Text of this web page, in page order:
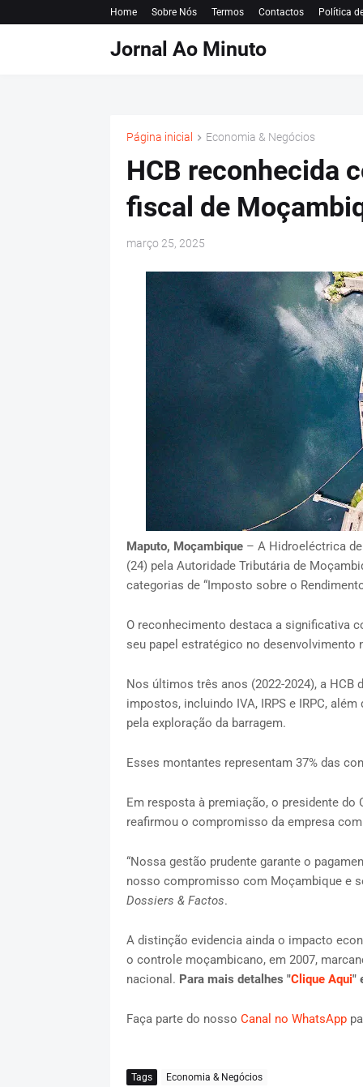
Home Sobre Nós Termos Contactos Política
Jornal Ao Minuto
Página inicial Economia & Negócios
HCB reconhecida
fiscal de
março 25, 2025
Maputo, Moçambique– A Hidroeléctrica de
(24) pela Autoridade Tributária de
categorias de “Imposto sobre o
O reconhecimento destaca a significativa
seu papel estratégico no desenvolvimento
Nos últimos três anos (2022-2024), a
impostos, incluindo IVA, IRPS e IRPC,
pela exploração da barragem.
Esses montantes representam 37% das
Em resposta à premiação, o presidente do
reafirmou o compromisso da empresa
“Nossa gestão prudente garante o
nosso compromisso com Moçambique e
Dossiers & Factos.
A distinção evidencia ainda o impacto
o controle moçambicano, em 2007,
nacional. Para mais detalhes "Clique Aqui"
Faça parte do nosso Canal no WhatsApp
Tags Economia & Negócios